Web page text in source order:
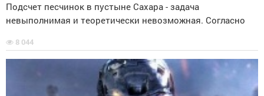
Подсчет песчинок в пустыне Сахара - задача
невыполнимая и теоретически невозможная. Согласно
8 044